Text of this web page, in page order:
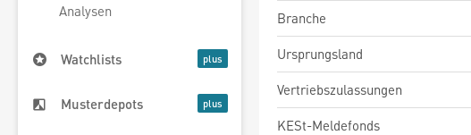
Analysen
Watchlists
Musterdepots
Branche
Ursprungsland
Vertriebszulassungen
KESt-Meldefonds